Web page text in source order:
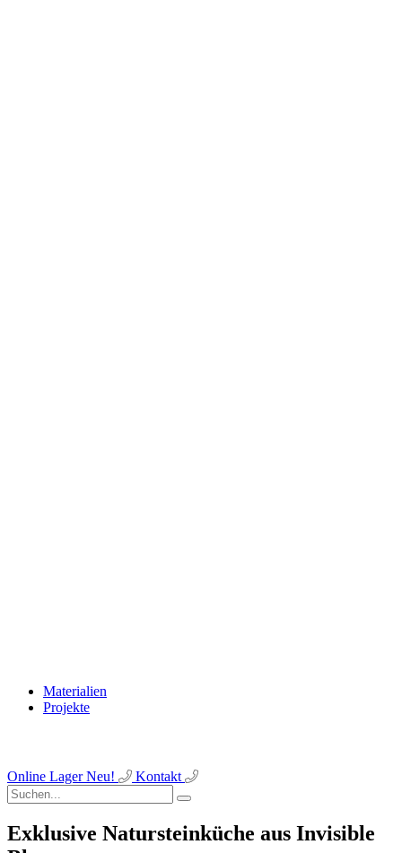
Materialien
Projekte
Online LagerNeu! Kontakt
Exklusive Natursteinküche aus Invisible